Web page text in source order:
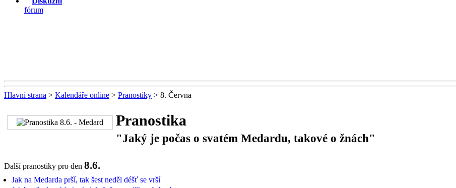
fórum
Hlavní strana > Kalendáře online > Pranostiky > 8. Června
Pranostika
"Jaký je počas o svatém Medardu, takové o žnách"
Další pranostiky pro den 8.6.
Jak na Medarda prší, tak šest neděl déšť se vrší